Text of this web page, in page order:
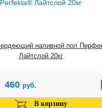
наливной пол
Лайтслой 20кг
460 руб.
В корзину